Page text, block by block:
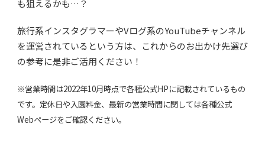
も狙えるかも…？
旅行系インスタグラマーやVログ系のYouTubeチャンネル
を運営されているという方は、これからのお出かけ先選び
の参考に是非ご活用ください！
※営業時間は2022年10月時点で各種公式HPに記載されているもの
です。定休日や入園料金、最新の営業時間に関しては各種公式
Webページをご確認ください。